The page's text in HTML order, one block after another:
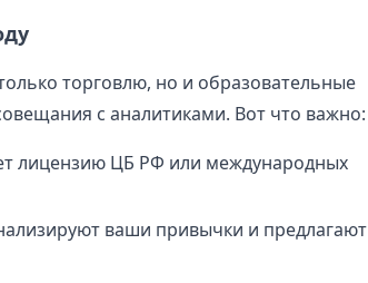
торговлю, но и образовательные
с аналитиками. Вот что важно:
лицензию ЦБ РФ или международных
ваши привычки и предлагают